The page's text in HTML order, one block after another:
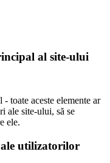
al site-ului
toate aceste elemente ar
ale site-ului, să se
ele.
utilizatorilor